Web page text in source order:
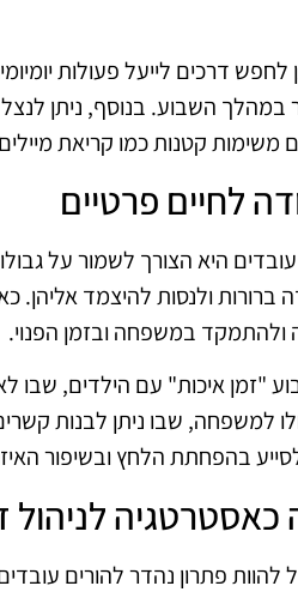
לחפש דרכים לייעל פעולות
במהלך השבוע. בנוסף, ניתן
קטנות כמו קריאת מיילים
לחיים פרטיים
היא הצורך לשמור על
ברורות ולנסות להיצמד אליהן.
ולהתמקד במשפחה ובזמן הפנוי.
"זמן איכות" עם הילדים, שבו
למשפחה, שבו ניתן לבנות
בהפחתת הלחץ ובשיפור
לניהול
פתרון נהדר להורים